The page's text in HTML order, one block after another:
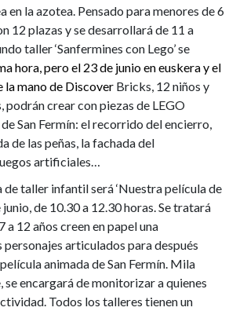
en la azotea. Pensado para menores de 6
12 plazas y se desarrollará de 11 a
taller ‘Sanfermines con Lego’ se
hora, pero el 23 de junio en euskera y el
la mano de Discover Bricks, 12 niños y
podrán crear con piezas de LEGO
San Fermín: el recorrido del encierro,
de las peñas, la fachada del
artificiales…
taller infantil será ‘Nuestra película de
junio, de 10.30 a 12.30 horas. Se tratará
a 12 años creen en papel una
personajes articulados para después
animada de San Fermín. Mila
se encargará de monitorizar a quienes
Todos los talleres tienen un